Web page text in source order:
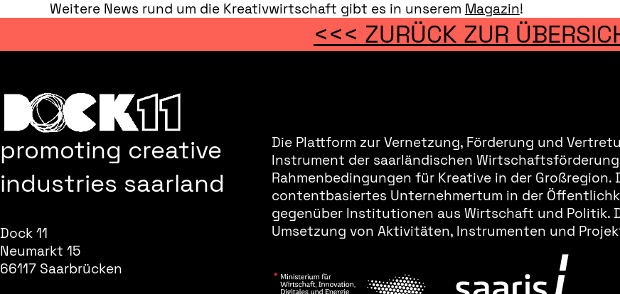
Weitere News rund um die Kreativwirtschaft gibt es in unserem Magazin!
<<< ZURÜCK ZUR
promoting creative
industries saarland
Dock 11
Neumarkt 15
66117 Saarbrücken
Die Plattform zur Vernetzung, Förderung und
Instrument der saarländischen
Rahmenbedingungen für Kreative in der Großregion.
contentbasiertes Unternehmertum in der
gegenüber Institutionen aus Wirtschaft und Politik.
Umsetzung von Aktivitäten, Instrumenten und